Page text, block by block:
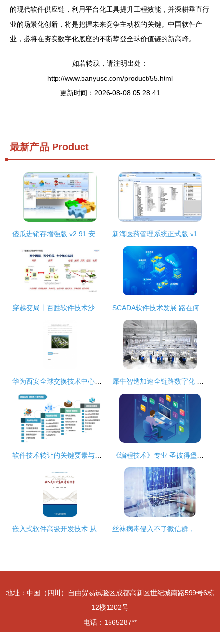
的现代软件供应链，利用平台化工具提升工程效能，并深耕垂直行
业的场景化创新，将是把握未来竞争主动权的关键。中国软件产
业，必将在夯实数字化底座的不断攀登全球价值链的新高峰。
如若转载，请注明出处：
http://www.banyusc.com/product/55.html
更新时间：2026-08-08 05:28:41
最新产品 Product
地址：中国（四川）自由贸易试验区成都高新区世纪城南路599号6栋
12楼1202号
电话：1565287**